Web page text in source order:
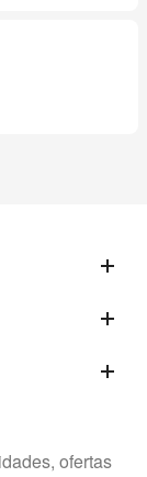
ofertas